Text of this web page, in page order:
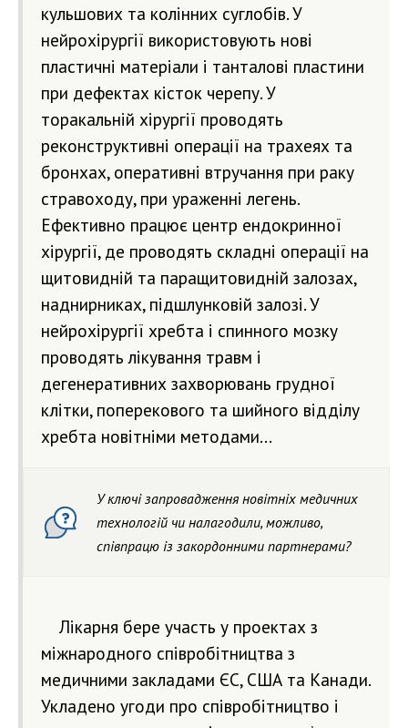
кульшових та колінних суглобів. У
нейрохірургії використовують нові
пластичні матеріали і танталові пластини
при дефектах кісток черепу. У
торакальній хірургії проводять
реконструктивні операції на трахеях та
бронхах, оперативні втручання при раку
стравоходу, при ураженні легень.
Ефективно працює центр ендокринної
хірургії, де проводять складні операції на
щитовидній та паращитовидній залозах,
наднирниках, підшлунковій залозі. У
нейрохірургії хребта і спинного мозку
проводять лікування травм і
дегенеративних захворювань грудної
клітки, поперекового та шийного відділу
хребта новітніми методами...
У ключі запровадження новітніх медичних
технологій чи налагодили, можливо,
співпрацю із закордонними партнерами?
Лікарня бере участь у проектах з
міжнародного співробітництва з
медичними закладами ЄС, США та Канади.
Укладено угоди про співробітництво і